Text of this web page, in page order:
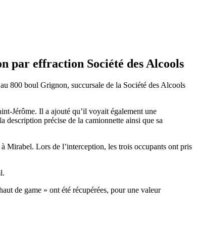
par effraction Société des Alcools
800 boul Grignon, succursale de la Société des Alcools
Jérôme. Il a ajouté qu’il voyait également une
description précise de la camionnette ainsi que sa
Mirabel. Lors de l’interception, les trois occupants ont pris
de game » ont été récupérées, pour une valeur